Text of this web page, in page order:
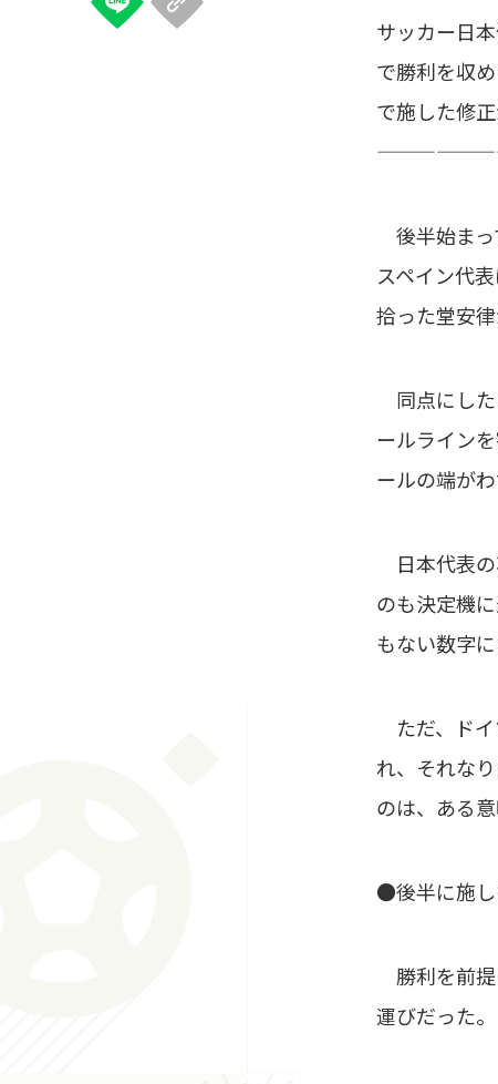
サッカー日
で勝利を収
で施した修
後半始まっ
スペイン代
拾った堂安
同点にした
ールライン
ールの端が
日本代表の
のも決定機
もない数字に
ただ、ドイ
れ、それな
のは、ある
●後半に施
勝利を前提
運びだった。